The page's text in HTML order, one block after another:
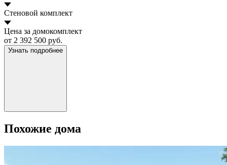
Стеновой комплект
Цена за домокомплект
от 2 392 500 руб.
Узнать подробнее
Похожие дома